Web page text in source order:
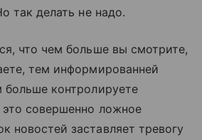
так делать не надо.
что чем больше вы смотрите,
тем информированней
больше контролируете
совершенно ложное
новостей заставляет тревогу